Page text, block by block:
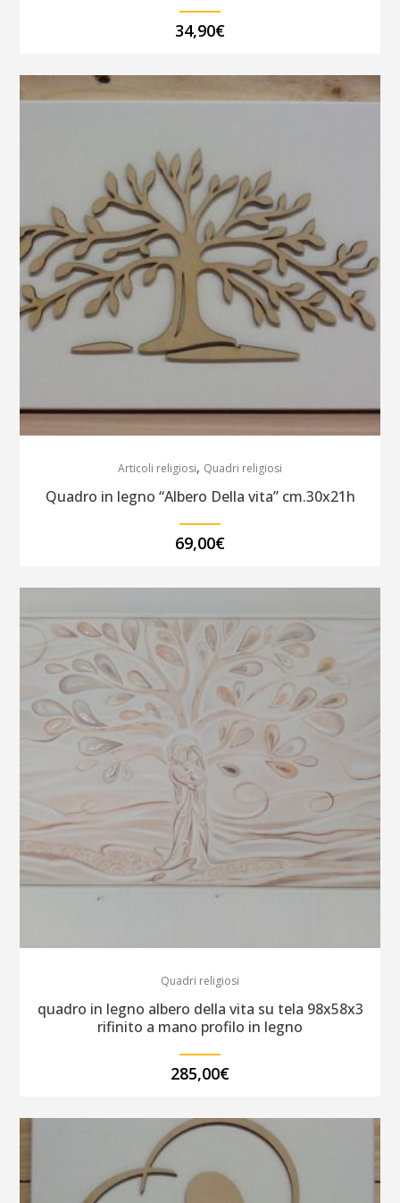
34,90€
Articoli religiosi, Quadri religiosi
Quadro in legno “Albero Della vita” cm.30x21h
69,00€
Quadri religiosi
quadro in legno albero della vita su tela 98x58x3
rifinito a mano profilo in legno
285,00€